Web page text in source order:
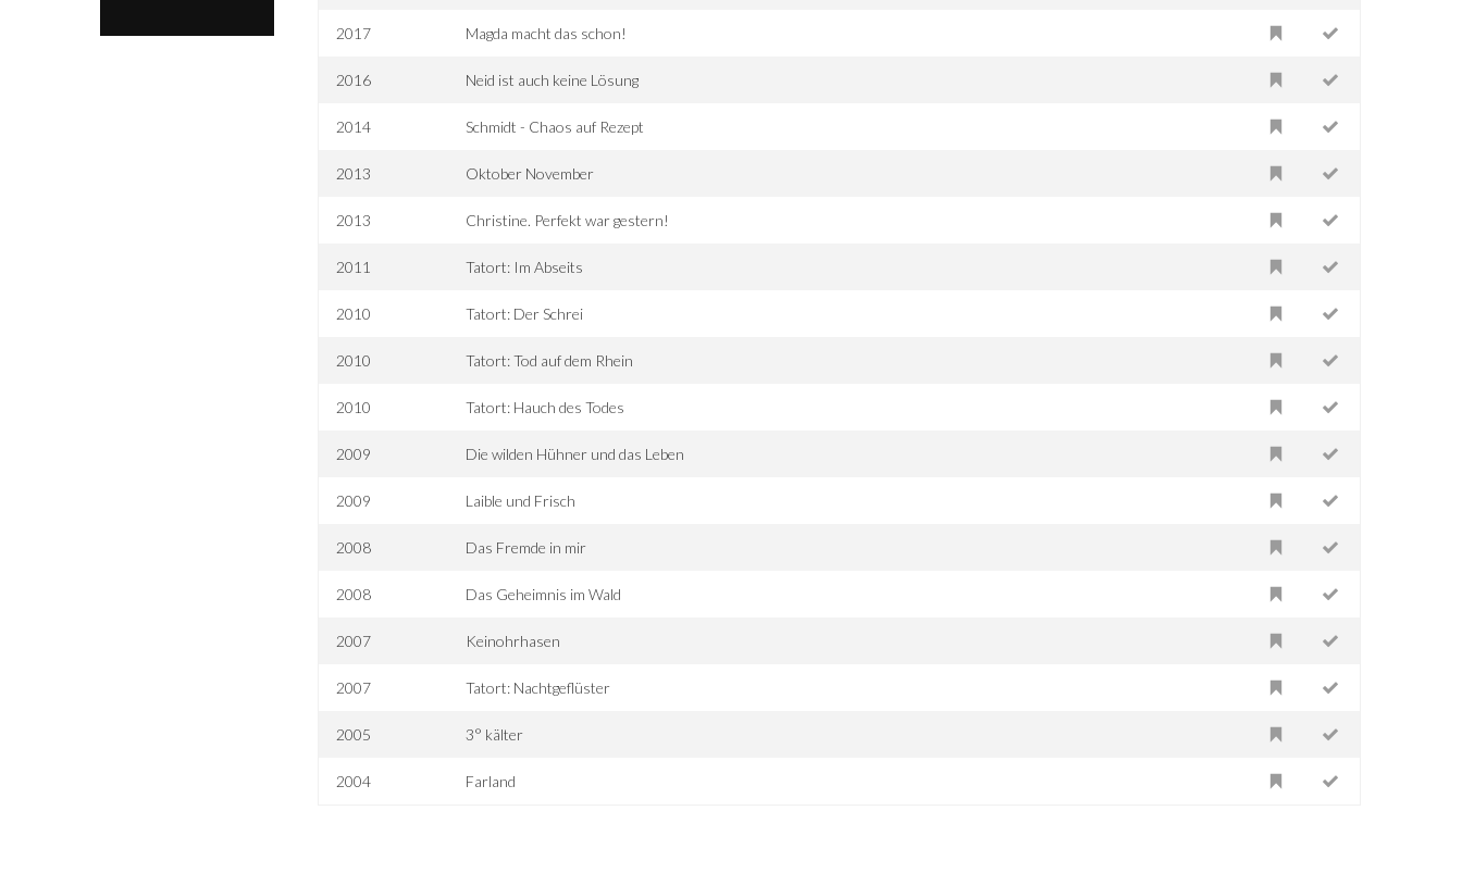
2017 Magda macht das schon!
2016 Neid ist auch keine Lösung
2014 Schmidt - Chaos auf Rezept
2013 Oktober November
2013 Christine. Perfekt war gestern!
2011 Tatort: Im Abseits
2010 Tatort: Der Schrei
2010 Tatort: Tod auf dem Rhein
2010 Tatort: Hauch des Todes
2009 Die wilden Hühner und das Leben
2009 Laible und Frisch
2008 Das Fremde in mir
2008 Das Geheimnis im Wald
2007 Keinohrhasen
2007 Tatort: Nachtgeflüster
2005 3° kälter
2004 Farland